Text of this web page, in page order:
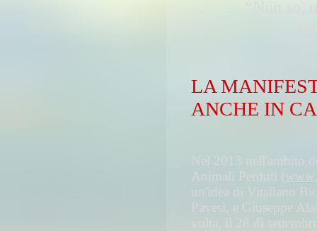
LA
ANCHE IN
Nel 2013 nell'ambito
Animali Perduti (
un'idea di Vitaliano
Pavesi, e Giuseppe
volta, il 28 di